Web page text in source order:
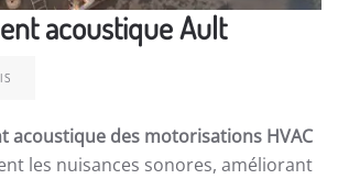
acoustique Ault
acoustique des motorisations HVAC
les nuisances sonores, améliorant